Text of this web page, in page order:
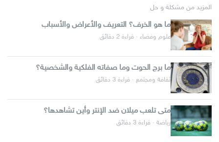
المزيد من مشكلة و حل
ما هو الخرف؟ التعريف والأعراض والأسباب
علوم وفضاء · قراءة 2 دقائق
ما برج الحوت وما صفاته الفلكية والشخصية؟
ثقافة ومجتمع · قراءة 3 دقائق
متى تلعب ميلان ضد الإنتر وأين تشاهدها؟
رياضة · قراءة 3 دقائق